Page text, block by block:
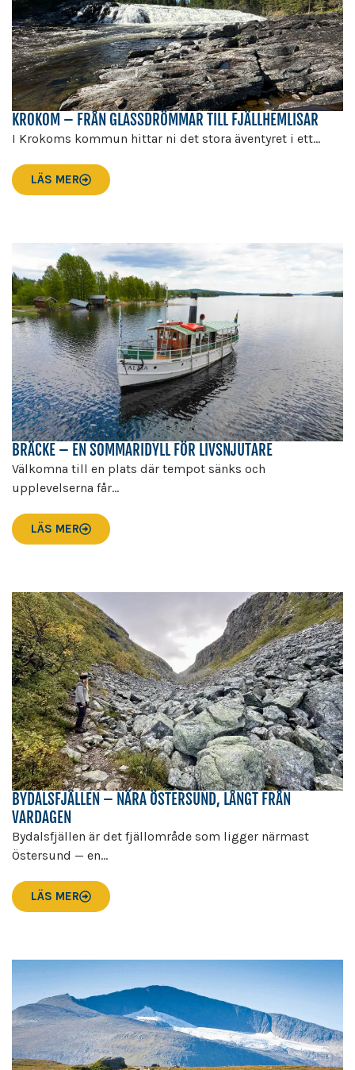
KROKOM – FRÅN GLASSDRÖMMAR TILL FJÄLLHEMLISAR
I Krokoms kommun hittar ni det stora äventyret i ett...
LÄS MER
BRÄCKE – EN SOMMARIDYLL FÖR LIVSNJUTARE
Välkomna till en plats där tempot sänks och
upplevelserna får...
LÄS MER
BYDALSFJÄLLEN – NÄRA ÖSTERSUND, LÅNGT FRÅN
VARDAGEN
Bydalsfjällen är det fjällområde som ligger närmast
Östersund — en...
LÄS MER